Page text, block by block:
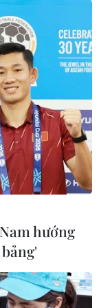
hệ sinh thái
một thách
ty
tạo điều
toán trên
Phi và Trung
hướng